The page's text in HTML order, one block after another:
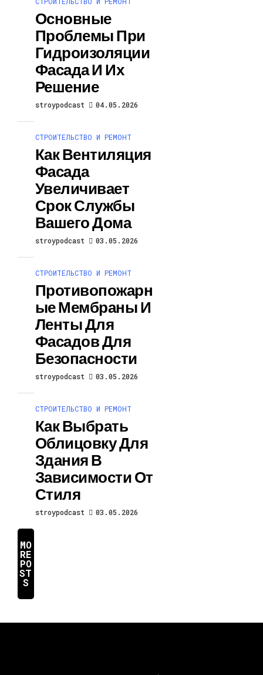
Основные
Проблемы При
Гидроизоляции
Фасада И Их
Решение
stroypodcast 04.05.2026
СТРОИТЕЛЬСТВО И РЕМОНТ
Как Вентиляция
Фасада
Увеличивает
Срок Службы
Вашего Дома
stroypodcast 03.05.2026
СТРОИТЕЛЬСТВО И РЕМОНТ
Противопожарн
Ые Мембраны И
Ленты Для
Фасадов Для
Безопасности
stroypodcast 03.05.2026
СТРОИТЕЛЬСТВО И РЕМОНТ
Как Выбрать
Облицовку Для
Здания В
Зависимости От
Стиля
stroypodcast 03.05.2026
MO
RE
PO
ST
S